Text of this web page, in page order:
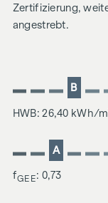
Zertifizierung,
angestrebt.
B
HWB: 26,40 kWh/
A
fGEE: 0,73